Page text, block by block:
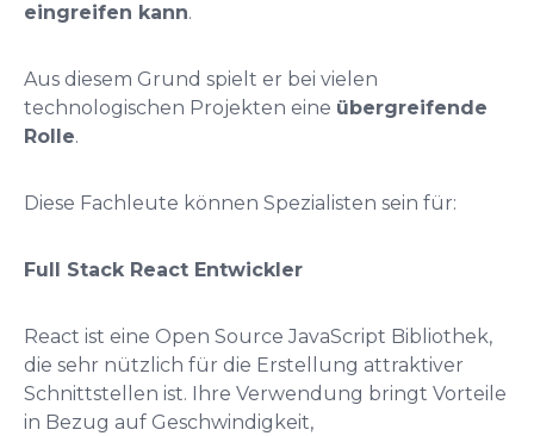
eingreifen kann.
Aus diesem Grund spielt er bei vielen
technologischen Projekten eine übergreifende
Rolle.
Diese Fachleute können Spezialisten sein für:
Full Stack React Entwickler
React ist eine Open Source JavaScript Bibliothek,
die sehr nützlich für die Erstellung attraktiver
Schnittstellen ist. Ihre Verwendung bringt Vorteile
in Bezug auf Geschwindigkeit,